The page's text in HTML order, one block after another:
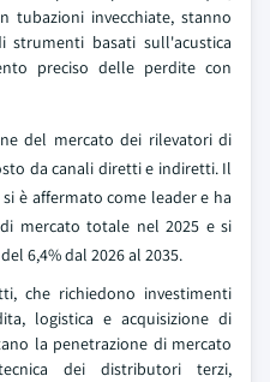
invecchiate, stanno
basati sull'acustica
preciso delle perdite con
del mercato dei rilevatori di
da canali diretti e indiretti. Il
è affermato come leader e ha
mercato totale nel 2025 e si
6,4% dal 2026 al 2035.
che richiedono investimenti
logistica e acquisizione di
la penetrazione di mercato
dei distributori terzi,